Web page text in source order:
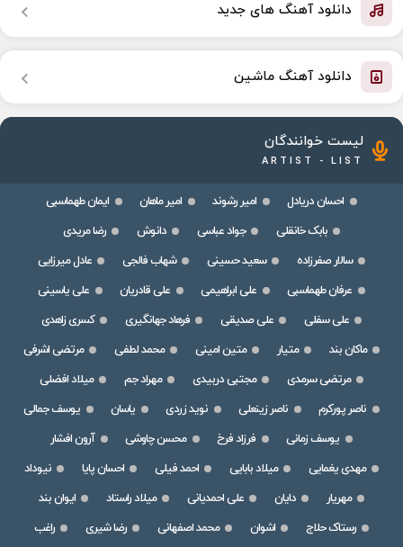
دانلود آهنگ های جدید
دانلود آهنگ ماشین
لیست خوانندگان
ARTIST - LIST
احسان دریادل امیر رشوند امیر ماهان
ایمان طهماسبی
بابک خانقلی
جواد عباسی دانوش
رضا مریدی
سالار صفرزاده
سعید حسینی شهاب فالجی
عادل میرزایی
عرفان طهماسبی
علی ابراهیمی علی قادریان
علی یاسینی
علی سفلی
علی صدیقی فرهاد جهانگیری
کسری زاهدی
ماکان بند
متیار متین امینی محمد لطفی
مرتضی اشرفی
مرتضی سرمدی
مجتبی دربیدی مهراد جم
میلاد افضلی
ناصر پورکرم
ناصر زینعلی نوید زردی یاسان
یوسف جمالی
یوسف زمانی
فرزاد فرخ محسن چاوشی
آرون افشار
مهدی یغمایی
میلاد بابایی احمد فیلی احسان پایا
نیوداد
مهریار
دایان علی احمدیانی میلاد راستاد
ایوان بند
رستاک حلاج
اشوان محمد اصفهانی رضا شیری
راغب